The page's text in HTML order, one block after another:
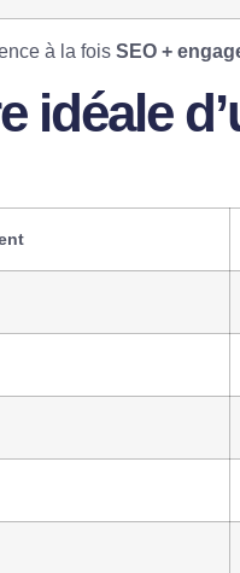
à la fois SEO +
idéale